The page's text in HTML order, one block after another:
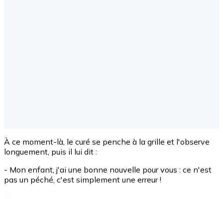
À ce moment-là, le curé se penche à la grille et l'observe
longuement, puis il lui dit :
- Mon enfant, j'ai une bonne nouvelle pour vous : ce n'est
pas un péché, c'est simplement une erreur !